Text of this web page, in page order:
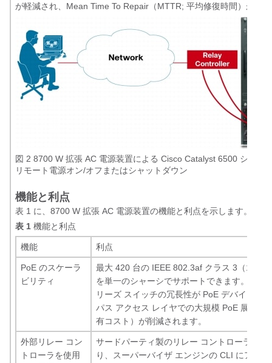
が軽減され、Mean Time To Repair（MTTR; 平均修復時間）が短
図 2 8700 W 拡張 AC 電源装置による Cisco Catalyst 6500 シリー
リモート電源オン/オフまたはシャットダウン
機能と利点
表 1 に、8700 W 拡張 AC 電源装置の機能と利点を示します。
表 1 機能と利点
機能 利点
PoE のスケーラ
ビリティ
最大 420 台の IEEE 802.3af クラス 3（
を単一のシャーシでサポートできます。
リーズ スイッチの冗長性が PoE デバイスに
パス アクセス レイヤでの大規模 PoE 展開に
有コスト）が削減されます。
外部リレー コン
トローラを使用
サードパーティ製のリレー コントローラを使
り、スーパーバイザ エンジンの CLI にアク